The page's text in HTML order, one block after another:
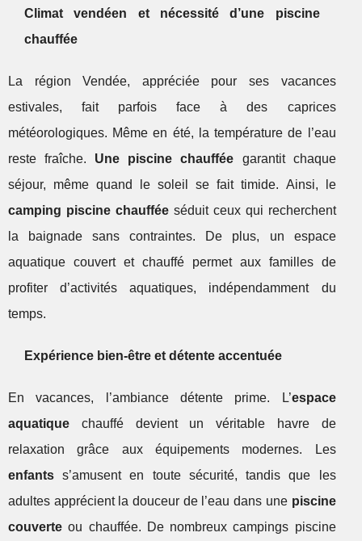
Climat vendéen et nécessité d’une piscine
chauffée
La région Vendée, appréciée pour ses vacances
estivales, fait parfois face à des caprices
météorologiques. Même en été, la température de l’eau
reste fraîche. Une piscine chauffée garantit chaque
séjour, même quand le soleil se fait timide. Ainsi, le
camping piscine chaufféeséduit ceux qui recherchent
la baignade sans contraintes. De plus, un espace
aquatique couvert et chauffé permet aux familles de
profiter d’activités aquatiques, indépendamment du
temps.
Expérience bien-être et détente accentuée
En vacances, l’ambiance détente prime. L’espace
aquatique chauffé devient un véritable havre de
relaxation grâce aux équipements modernes. Les
enfants s’amusent en toute sécurité, tandis que les
adultes apprécient la douceur de l’eau dans une piscine
couverte ou chauffée. De nombreux campings piscine